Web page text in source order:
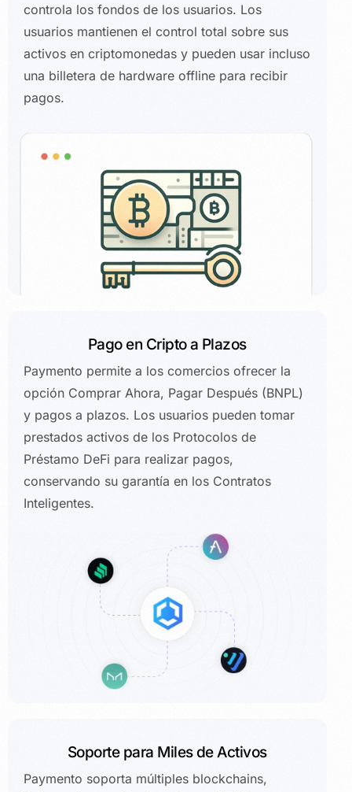
controla los fondos de los usuarios. Los
usuarios mantienen el control total sobre sus
activos en criptomonedas y pueden usar incluso
una billetera de hardware offline para recibir
pagos.
Pago en Cripto a Plazos
Paymento permite a los comercios ofrecer la
opción Comprar Ahora, Pagar Después (BNPL)
y pagos a plazos. Los usuarios pueden tomar
prestados activos de los Protocolos de
Préstamo DeFi para realizar pagos,
conservando su garantía en los Contratos
Inteligentes.
Soporte para Miles de Activos
Paymento soporta múltiples blockchains,